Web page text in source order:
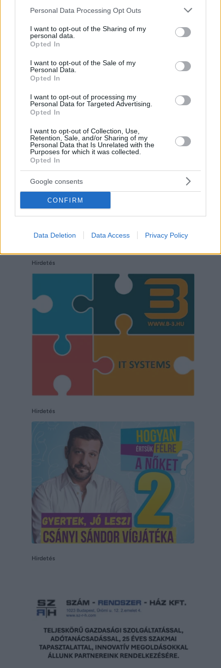
Please note that this website/app uses one or more Google
not limited to your visit or usage behaviour. You may click to
grant or deny consent to Google and its third-party tags to
use your data for below specified purposes in below Google
consent section.
Personal Data Processing Opt Outs
I want to opt-out of the Sharing of my
personal data.
Opted In
I want to opt-out of the Sale of my
Personal Data.
Opted In
I want to opt-out of processing my
Personal Data for Targeted Advertising.
Opted In
I want to opt-out of Collection, Use,
Retention, Sale, and/or Sharing of my
Personal Data that Is Unrelated with the
Purposes for which it was collected.
Opted In
Google consents
CONFIRM
Data Deletion Data Access Privacy Policy
Hirdetés
Hirdetés
Hirdetés
Hirdetés